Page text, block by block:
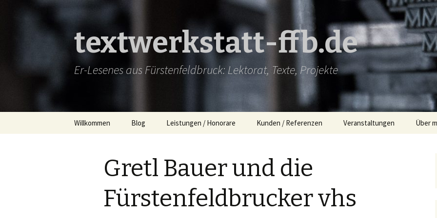
textwerkstatt-ffb.de
Er-Lesenes aus Fürstenfeldbruck: Lektorat, Texte, Projekte
Springe
Willkommen Blog
Neulich
Demnächst
Leistungen / Honorare
Texte
Projekte
Kunden / Referenzen Veranstaltungen Über
Gretl Bauer und die
Fürstenfeldbrucker vhs